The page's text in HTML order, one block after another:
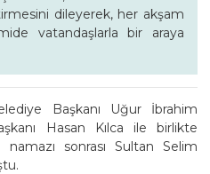
dileyerek, her akşam
vatandaşlarla bir araya
Başkanı Uğur İbrahim
Hasan Kılca ile birlikte
sonrası Sultan Selim